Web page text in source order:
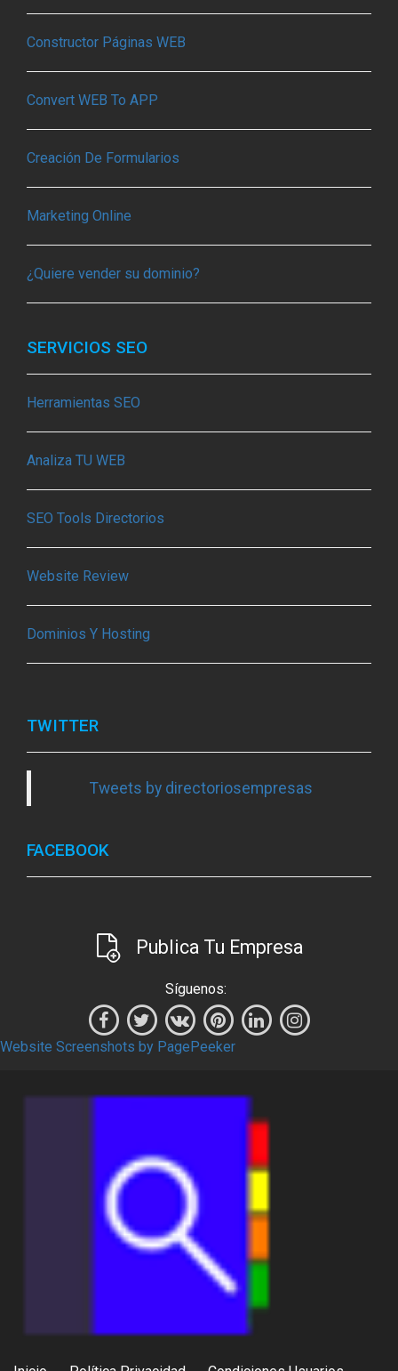
Constructor Páginas WEB
Convert WEB To APP
Creación De Formularios
Marketing Online
¿Quiere vender su dominio?
SERVICIOS SEO
Herramientas SEO
Analiza TU WEB
SEO Tools Directorios
Website Review
Dominios Y Hosting
TWITTER
Tweets by directoriosempresas
FACEBOOK
Publica Tu Empresa
Síguenos:
Website Screenshots by PagePeeker